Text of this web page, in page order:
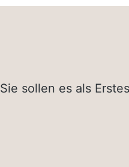
Sie sollen es als